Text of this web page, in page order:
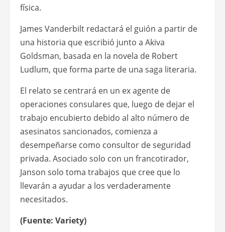
física.
James Vanderbilt redactará el guión a partir de
una historia que escribió junto a Akiva
Goldsman, basada en la novela de Robert
Ludlum, que forma parte de una saga literaria.
El relato se centrará en un ex agente de
operaciones consulares que, luego de dejar el
trabajo encubierto debido al alto número de
asesinatos sancionados, comienza a
desempeñarse como consultor de seguridad
privada. Asociado solo con un francotirador,
Janson solo toma trabajos que cree que lo
llevarán a ayudar a los verdaderamente
necesitados.
(Fuente: Variety)